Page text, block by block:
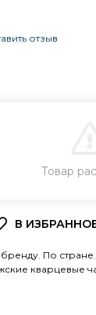
отзыв
ЗАКАЗ В
Товар
По стране
кварцевые